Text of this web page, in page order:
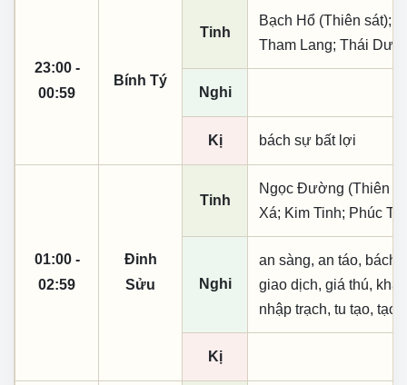
23:00 -
00:59
Bính Tý
Tinh
Bạch Hổ (Thiên sát);
Tham Lang; Thái
Nghi
Kị bách sự bất lợi
01:00 -
02:59
Đinh
Sửu
Tinh
Ngọc Đường (Thiên
Xá; Kim Tinh; Phúc
Nghi
an sàng, an táo, bách
giao dịch, giá thú,
nhập trạch, tu tạo, tạo
Kị